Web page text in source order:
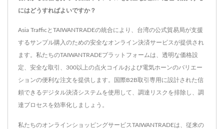
にはどうすればよいですか？
Asia TrafficとTAIWANTRADEの統合により、台湾の公式貿易局が支援
するサンプル購入のための安全なオンライン決済サービスが提供され
ます。私たちのTAIWANTRADEプラットフォームは、透明な価格設
定、安全な取引、300以上の点火コイルおよび電気ホーンのバリエー
ションの便利な注文を提供します。国際B2B取引専用に設計された信
頼できるデジタル決済システムを使用して、調達リスクを排除し、調
達プロセスを効率化しましょう。
私たちのオンラインショッピングサービスTAIWANTRADEは、従来の